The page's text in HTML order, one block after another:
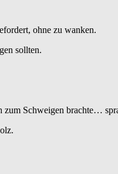
ohne zu wanken.
sollten.
Schweigen brachte…